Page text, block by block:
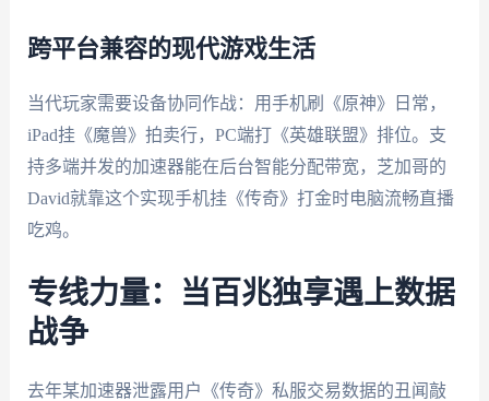
跨平台兼容的现代游戏生活
当代玩家需要设备协同作战：用手机刷《原神》日常，
iPad挂《魔兽》拍卖行，PC端打《英雄联盟》排位。支
持多端并发的加速器能在后台智能分配带宽，芝加哥的
David就靠这个实现手机挂《传奇》打金时电脑流畅直播
吃鸡。
专线力量：当百兆独享遇上数据
战争
去年某加速器泄露用户《传奇》私服交易数据的丑闻敲